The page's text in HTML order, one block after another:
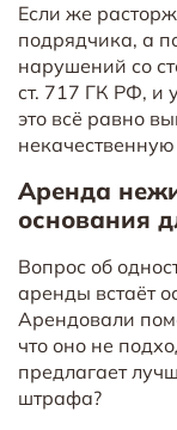
Если же
подрядчика, а
нарушений со
ст. 717 ГК РФ, и
это всё равно
Аренда
основания
Вопрос об
аренды встаёт
Арендовали
что оно не
предлагает
штрафа?